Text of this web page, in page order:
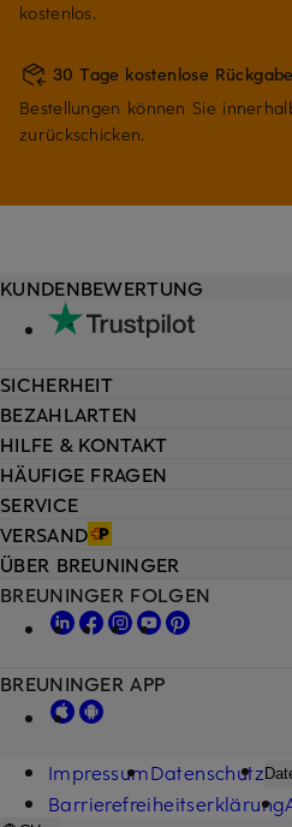
kostenlos.
30 Tage kostenlose Rückgabe
Bestellungen können Sie
zurückschicken.
HILFE & KONTAKT
HÄUFIGE FRAGEN
SERVICE
VERSAND
KUNDENBEWERTUNG
SICHERHEIT
BEZAHLARTEN
ÜBER BREUNINGER
BREUNINGER FOLGEN
BREUNINGER APP
ImpressumDatenschutz
Barrierefreiheitserklärung